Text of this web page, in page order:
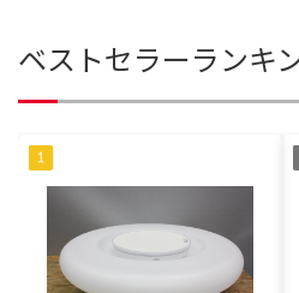
ベストセラーランキ